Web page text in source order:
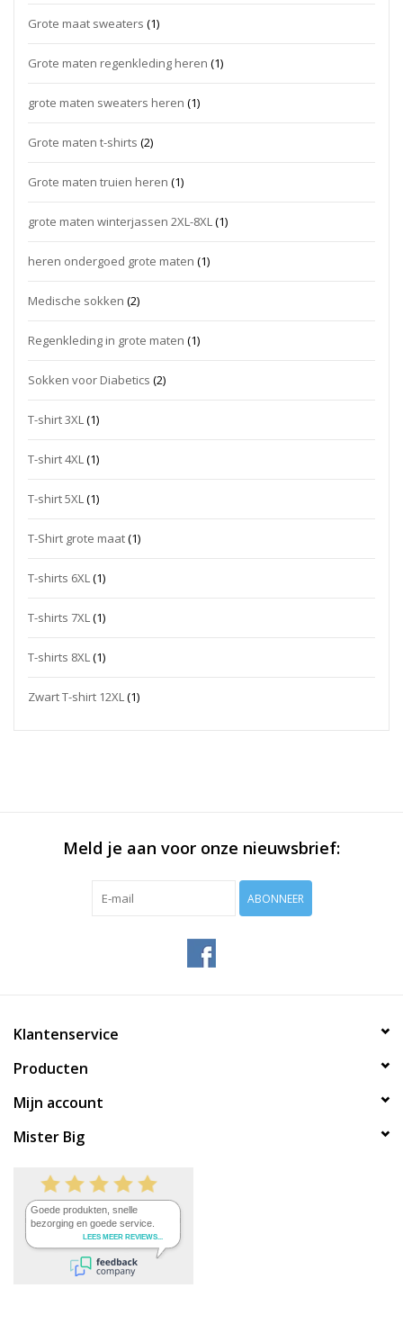
Grote maat sweaters (1)
Grote maten regenkleding heren (1)
grote maten sweaters heren (1)
Grote maten t-shirts (2)
Grote maten truien heren (1)
grote maten winterjassen 2XL-8XL(1)
heren ondergoed grote maten (1)
Medische sokken (2)
Regenkleding in grote maten (1)
Sokken voor Diabetics (2)
T-shirt 3XL(1)
T-shirt 4XL(1)
T-shirt 5XL(1)
T-Shirt grote maat(1)
T-shirts 6XL(1)
T-shirts 7XL(1)
T-shirts 8XL(1)
Zwart T-shirt 12XL(1)
Meld je aan voor onze nieuwsbrief:
ABONNEER
Klantenservice
Producten
Mijn account
Mister Big